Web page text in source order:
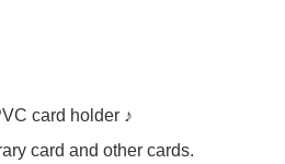
card holder ♪
card and other cards.